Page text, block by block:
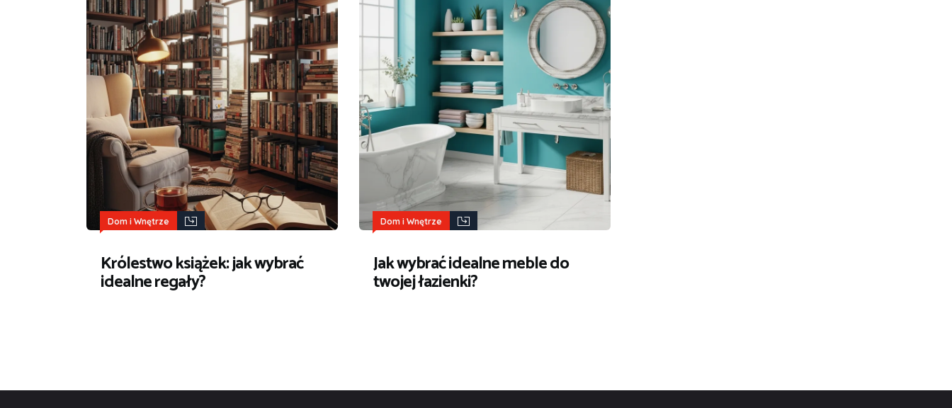
Dom i Wnętrze
Królestwo książek: jak wybrać
idealne regały?
Dom i Wnętrze
Jak wybrać idealne meble do
twojej łazienki?